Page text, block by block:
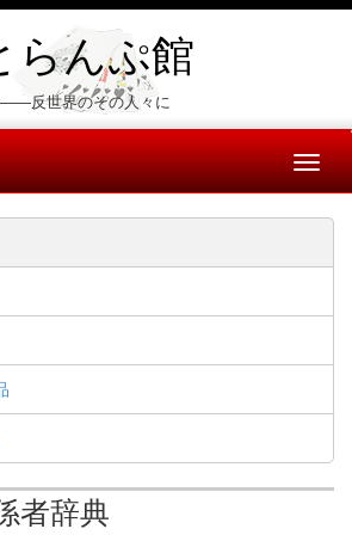
らんぷ館
――反世界のその人々に
者辞典